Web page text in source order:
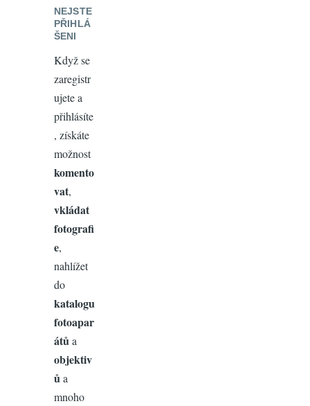
NEJSTE
PŘIHLÁ
ŠENI
Když se
zaregistr
ujete a
přihlásíte
, získáte
možnost
komento
vat,
vkládat
fotografi
e,
nahlížet
do
katalogu
fotoapar
átů a
objektiv
ů a
mnoho